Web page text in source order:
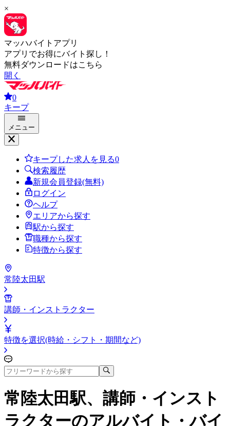
×
マッハバイトアプリ
アプリでお得にバイト探し！
無料ダウンロードはこちら
開く
0
キープ
メニュー
キープした求人を見る0
検索履歴
新規会員登録(無料)
ログイン
ヘルプ
エリアから探す
駅から探す
職種から探す
特徴から探す
常陸太田駅
講師・インストラクター
特徴を選択(時給・シフト・期間など)
常陸太田駅、講師・インスト
ラクターのアルバイト・バイ